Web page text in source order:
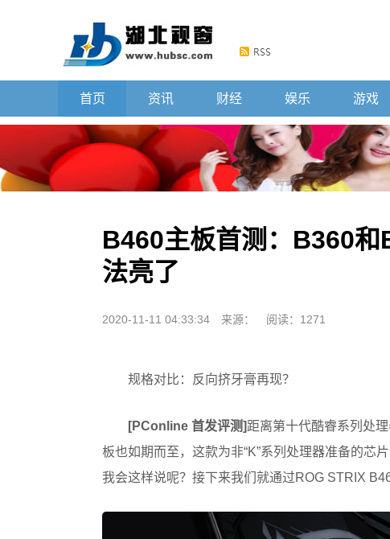
首页 资讯 财经 娱乐 游戏
B460主板首测：B360
法亮了
2020-11-11 04:33:34 来源： 阅读：1271
规格对比：反向挤牙膏再现？
[PConline 首发评测]距离第十代酷睿系列处
板也如期而至，这款为非“K”系列处理器准备的芯
我会这样说呢？接下来我们就通过ROG STRIX